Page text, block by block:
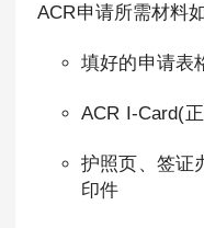
ACR申请所需材料
填好的申请表
ACR I-Card(
护照页、签证
印件